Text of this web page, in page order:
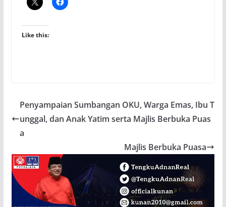
Like this:
Penyampaian Sumbangan OKU, Warga Emas, Ibu T
unggal, dan Anak Yatim serta Majlis Berbuka Puas
a
Majlis Berbuka Puasa